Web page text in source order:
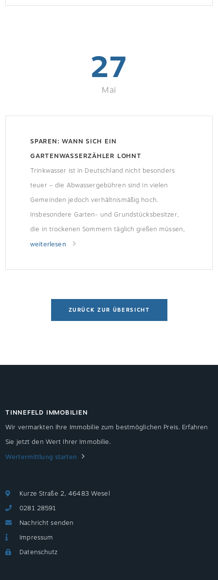
Darauf weist der Eigentümerverband Haus &
27
Mai
SPAREN: WANN SICH EIN
GARTENWASSERZÄHLER LOHNT
Trinkwasser ist in Deutschland nicht besonders
teuer – die Abwassergebühren sind in vielen
Gemeinden jedoch verhältnismäßig hoch.
Insbesondere Garten- und Grundstücksbesitzer,
die in trockenen Sommern täglich gießen müssen,
können diese Kosten deutlich reduzieren. Gieß-
Abwasserkosten werden fällig, sobald das Wasser
Garten ist das […]
weiterlesen
ZURÜCK ZUR ÜBERSICHT
TINNEFELD IMMOBILIEN
Wir vermarkten Ihre Immobilie zum bestmöglichen Preis. Erfahren
Sie jetzt den Wert Ihrer Immobilie.
Wertermittlung starten
Kurze Straße 2, 46483 Wesel
0281 28591
Nachricht senden
Impressum
Datenschutz